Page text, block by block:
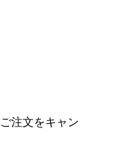
注文をキャン